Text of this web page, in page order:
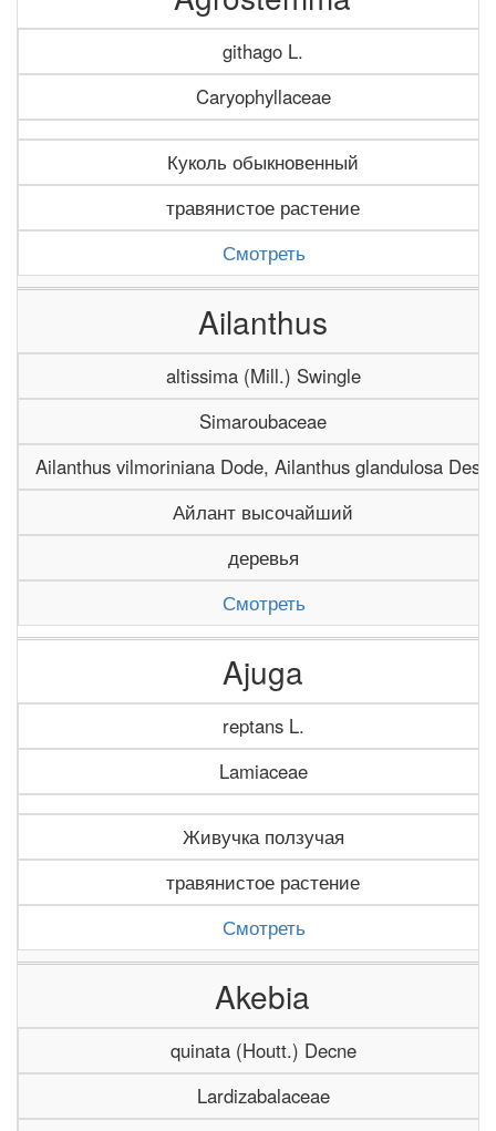
githago L.
Caryophyllaceae
Куколь обыкновенный
травянистое растение
Смотреть
Ailanthus
altissima (Mill.) Swingle
Simaroubaceae
Ailanthus vilmoriniana Dode, Ailanthus glandulosa Desf.
Айлант высочайший
деревья
Смотреть
Ajuga
reptans L.
Lamiaceae
Живучка ползучая
травянистое растение
Смотреть
Akebia
quinata (Houtt.) Decne
Lardizabalaceae